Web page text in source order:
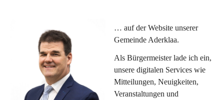
… auf der Website unserer
Gemeinde Aderklaa.
Als Bürgermeister lade ich ein,
unsere digitalen Services wie
Mitteilungen, Neuigkeiten,
Veranstaltungen und